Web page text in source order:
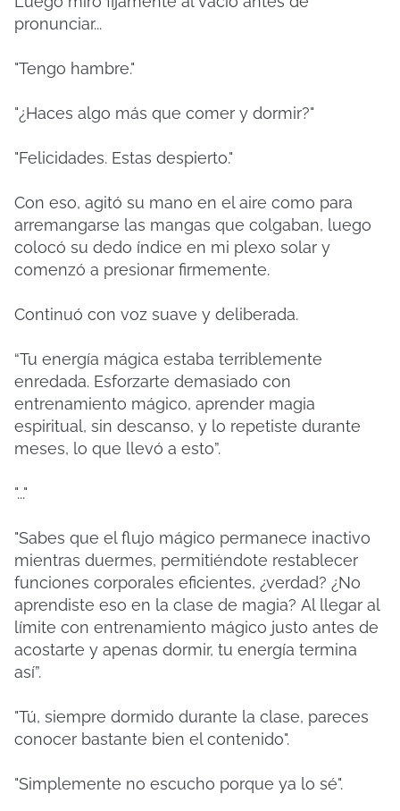
pronunciar...
"Tengo hambre."
"¿Haces algo más que comer y dormir?"
"Felicidades. Estas despierto."
Con eso, agitó su mano en el aire como para
arremangarse las mangas que colgaban, luego
colocó su dedo índice en mi plexo solar y
comenzó a presionar firmemente.
Continuó con voz suave y deliberada.
“Tu energía mágica estaba terriblemente
enredada. Esforzarte demasiado con
entrenamiento mágico, aprender magia
espiritual, sin descanso, y lo repetiste durante
meses, lo que llevó a esto”.
"..."
"Sabes que el flujo mágico permanece inactivo
mientras duermes, permitiéndote restablecer
funciones corporales eficientes, ¿verdad? ¿No
aprendiste eso en la clase de magia? Al llegar al
límite con entrenamiento mágico justo antes de
acostarte y apenas dormir, tu energía termina
así”.
"Tú, siempre dormido durante la clase, pareces
conocer bastante bien el contenido".
"Simplemente no escucho porque ya lo sé".